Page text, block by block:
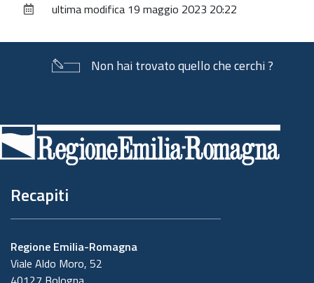
documentoultima modifica 19 maggio 2023 20:22
Non hai trovato quello che cerchi ?
di
pagina
Recapiti
Regione Emilia-Romagna
Viale Aldo Moro, 52